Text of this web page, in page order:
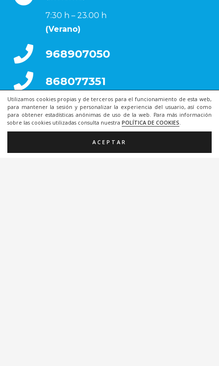
Utilizamos cookies propias y de terceros para el funcionamiento de esta web,
para mantener la sesión y personalizar la experiencia del usuario, así como
para obtener estadísticas anónimas de uso de la web. Para más información
sobre las cookies utilizadas consulta nuestra POLÍTICA DE COOKIES.
ACEPTAR
7:30 h – 23.00 h
(Verano)
968907050
868077351